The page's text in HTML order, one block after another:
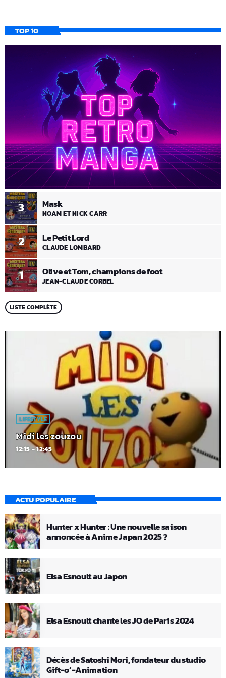
TOP 10
1 Olive et Tom, champions de foot
JEAN-CLAUDE CORBEL
2 Le Petit Lord
CLAUDE LOMBARD
3 Mask
NOAM ET NICK CARR
LISTE COMPLÈTE
LIFESTYLE
Midi les zouzou
12:15 - 12:45
ACTU POPULAIRE
Hunter x Hunter : Une nouvelle saison
annoncée à Anime Japan 2025 ?
Elsa Esnoult au Japon
Elsa Esnoult chante les JO de Paris 2024
Décès de Satoshi Mori, fondateur du studio
Gift-o’-Animation